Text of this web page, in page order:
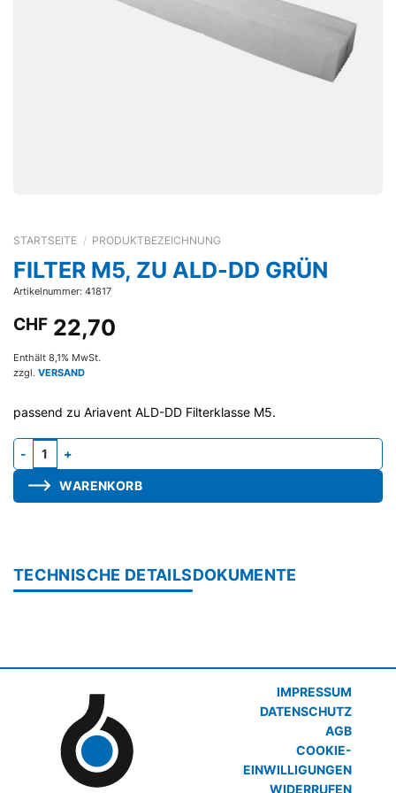
STARTSEITE / PRODUKTBEZEICHNUNG
FILTER M5, ZU ALD-DD GRÜN
Artikelnummer: 41817
CHF 22,70
Enthält 8,1% MwSt.
zzgl. VERSAND
passend zu Ariavent ALD-DD Filterklasse M5.
Filter M5, zu ALD-DD grün Menge
WARENKORB
TECHNISCHE DETAILSDOKUMENTE
IMPRESSUM
DATENSCHUTZ
AGB
COOKIE-
EINWILLIGUNGEN
WIDERRUFEN